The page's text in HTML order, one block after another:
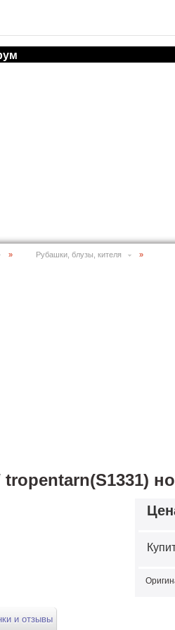
» Рубашки, блузы, кителя »
и отзывы